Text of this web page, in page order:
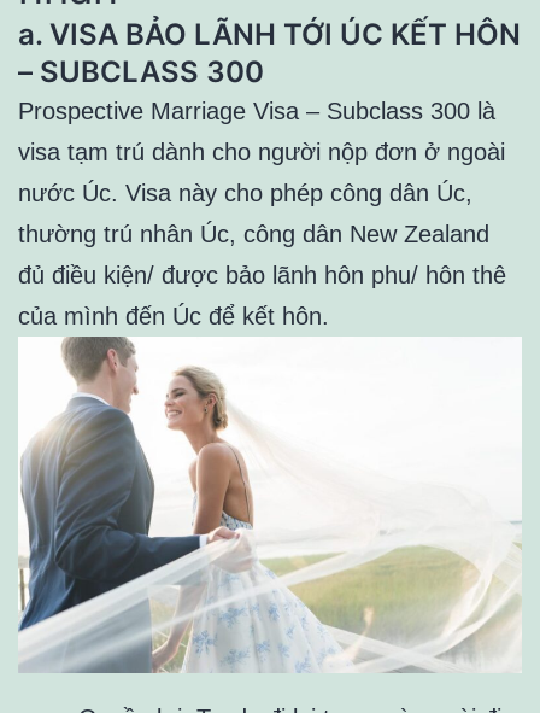
a. VISA BẢO LÃNH TỚI ÚC KẾT HÔN
– SUBCLASS 300
Prospective Marriage Visa – Subclass 300 là
visa tạm trú dành cho người nộp đơn ở ngoài
nước Úc. Visa này cho phép công dân Úc,
thường trú nhân Úc, công dân New Zealand
đủ điều kiện/ được bảo lãnh hôn phu/ hôn thê
của mình đến Úc để kết hôn.